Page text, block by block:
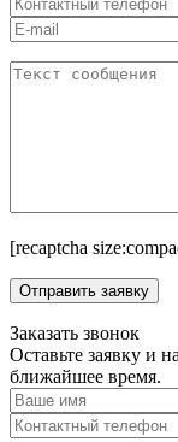
[recaptcha
Заказать звонок
Оставьте заявку и
ближайшее время.